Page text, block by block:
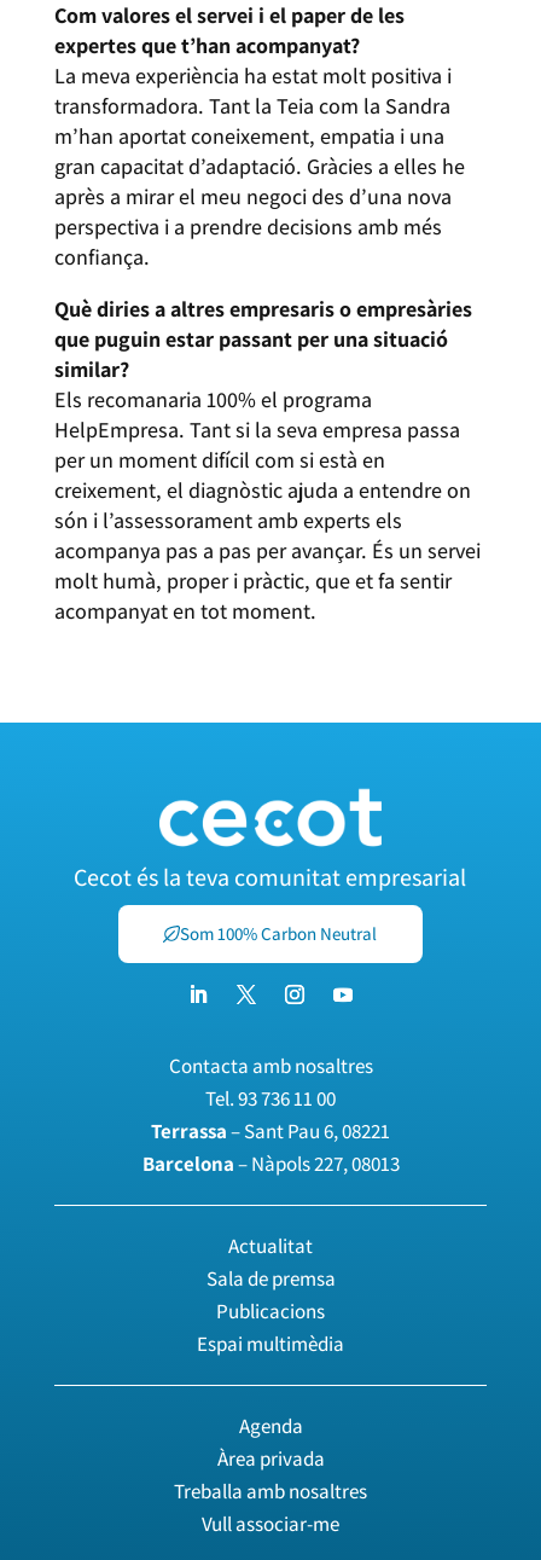
Com valores el servei i el paper de les
expertes que t’han acompanyat?
La meva experiència ha estat molt positiva i
transformadora. Tant la Teia com la Sandra
m’han aportat coneixement, empatia i una
gran capacitat d’adaptació. Gràcies a elles he
après a mirar el meu negoci des d’una nova
perspectiva i a prendre decisions amb més
confiança.
Què diries a altres empresaris o empresàries
que puguin estar passant per una situació
similar?
Els recomanaria 100% el programa
HelpEmpresa. Tant si la seva empresa passa
per un moment difícil com si està en
creixement, el diagnòstic ajuda a entendre on
són i l’assessorament amb experts els
acompanya pas a pas per avançar. És un servei
molt humà, proper i pràctic, que et fa sentir
acompanyat en tot moment.
Cecot és la teva comunitat empresarial
Som 100% Carbon Neutral
Contacta amb nosaltres
Tel.93 736 11 00
Terrassa– Sant Pau 6, 08221
Barcelona– Nàpols 227, 08013
Actualitat
Sala de premsa
Publicacions
Espai multimèdia
Agenda
Àrea privada
Treballa amb nosaltres
Vull associar-me